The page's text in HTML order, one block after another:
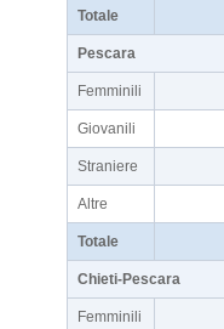
Totale
Pescara
Femminili
Giovanili
Straniere
Altre
Totale
Chieti-Pescara
Femminili